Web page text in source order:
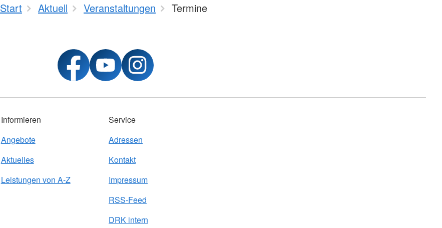
Start Aktuell Veranstaltungen Termine
Informieren
Angebote
Aktuelles
Leistungen von A-Z
Service
Adressen
Kontakt
Impressum
RSS-Feed
DRK intern